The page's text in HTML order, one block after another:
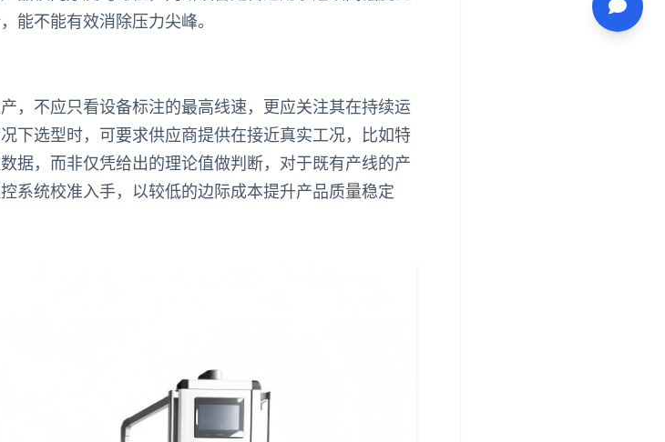
能不能有效消除压力尖峰。
，不应只看设备标注的最高线速，更应关注其在持续运
下选型时，可要求供应商提供在接近真实工况，比如特
据，而非仅凭给出的理论值做判断，对于既有产线的产
系统校准入手，以较低的边际成本提升产品质量稳定